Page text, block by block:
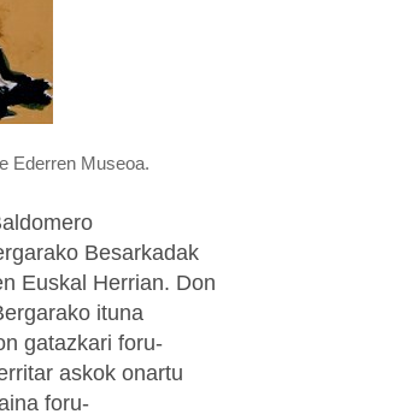
Ederren Museoa.
Besarkadak
Euskal Herrian. Don
ituna
gatazkari foru-
askok onartu
foru-